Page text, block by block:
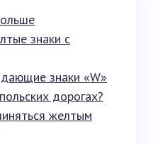
знаки с
знаки «W»
дорогах?
желтым